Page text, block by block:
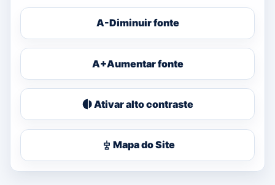
A-Diminuir fonte
A+Aumentar fonte
Ativar alto contraste
Mapa do Site